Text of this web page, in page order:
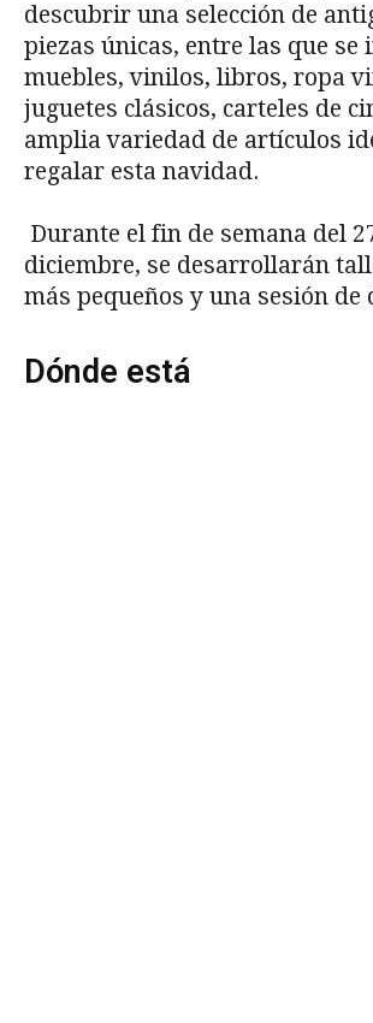
descubrir una selección de
piezas únicas, entre las que se
muebles, vinilos, libros, ropa
juguetes clásicos, carteles de
amplia variedad de artículos
regalar esta navidad.
Durante el fin de semana del
diciembre, se desarrollarán
más pequeños y una sesión de
Dónde está